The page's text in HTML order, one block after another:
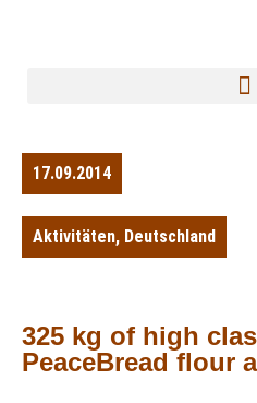
17.09.2014
Aktivitäten, Deutschland
325 kg of high
PeaceBread flour